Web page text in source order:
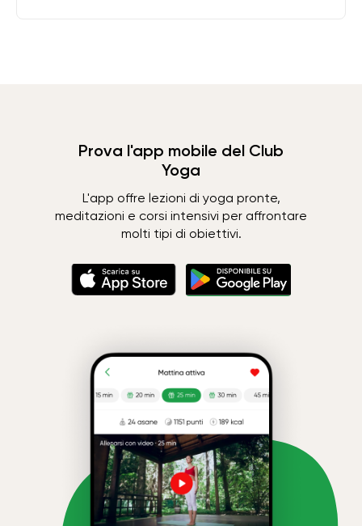
Prova l'app mobile del Club
Yoga
L'app offre lezioni di yoga pronte,
meditazioni e corsi intensivi per affrontare
molti tipi di obiettivi.